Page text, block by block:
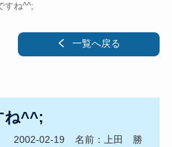
すね^^;
一覧へ戻る
ね^^;
2002-02-19 名前：上田 勝